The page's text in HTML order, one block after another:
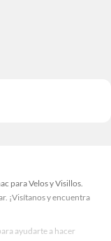
para Velos y Visillos.
¡Visítanos y encuentra
ayudarte a hacer